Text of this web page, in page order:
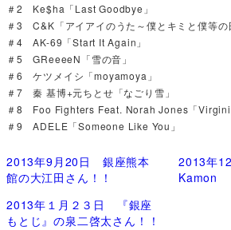
＃2 Ke$ha「Last Goodbye」
＃3 C&K「アイアイのうた～僕とキミと僕等の
＃4 AK-69「Start It Again」
＃5 GReeeeN「雪の音」
＃6 ケツメイシ「moyamoya」
＃7 秦 基博+元ちとせ「なごり雪」
＃8 Foo Fighters Feat. Norah Jones「
＃9 ADELE「Someone Like You」
2013年9月20日 銀座熊本
館の大江田さん！！
2013年
Kamon
2013年１月２３日 『銀座
もとじ』の泉二啓太さん！！